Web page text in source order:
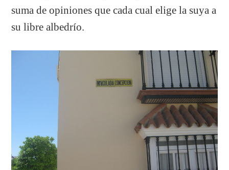
suma de opiniones que cada cual elige la suya a
su libre albedrío.